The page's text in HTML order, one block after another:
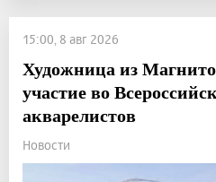
15:00, 8 авг 2026
Художница из
участие во
акварелистов
Новости